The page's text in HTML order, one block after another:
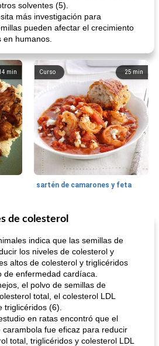
solventes (5).
más investigación para
pueden afectar el crecimiento
humanos.
min 25 min
Curso
sartén de camarones y feta
min
sopa de lentejas negras del chef john
Bollos
de colesterol
indica que las semillas de
los niveles de colesterol y
altos de colesterol y triglicéridos
enfermedad cardíaca.
el polvo de semillas de
total, el colesterol LDL
triglicéridos (6).
en ratas encontró que el
fue eficaz para reducir
total, triglicéridos y colesterol LDL